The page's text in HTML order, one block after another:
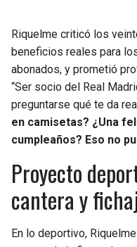
Riquelme criticó los
beneficios reales para
abonados, y prometió
“Ser socio del Real
preguntarse qué te da
en camisetas? ¿Una
cumpleaños? Eso no
Proyecto
cantera y
En lo deportivo,